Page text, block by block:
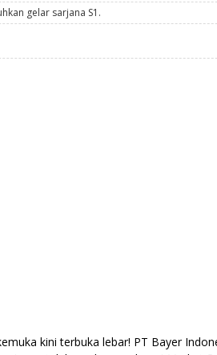
gelar sarjana S1.
kini terbuka lebar! PT Bayer